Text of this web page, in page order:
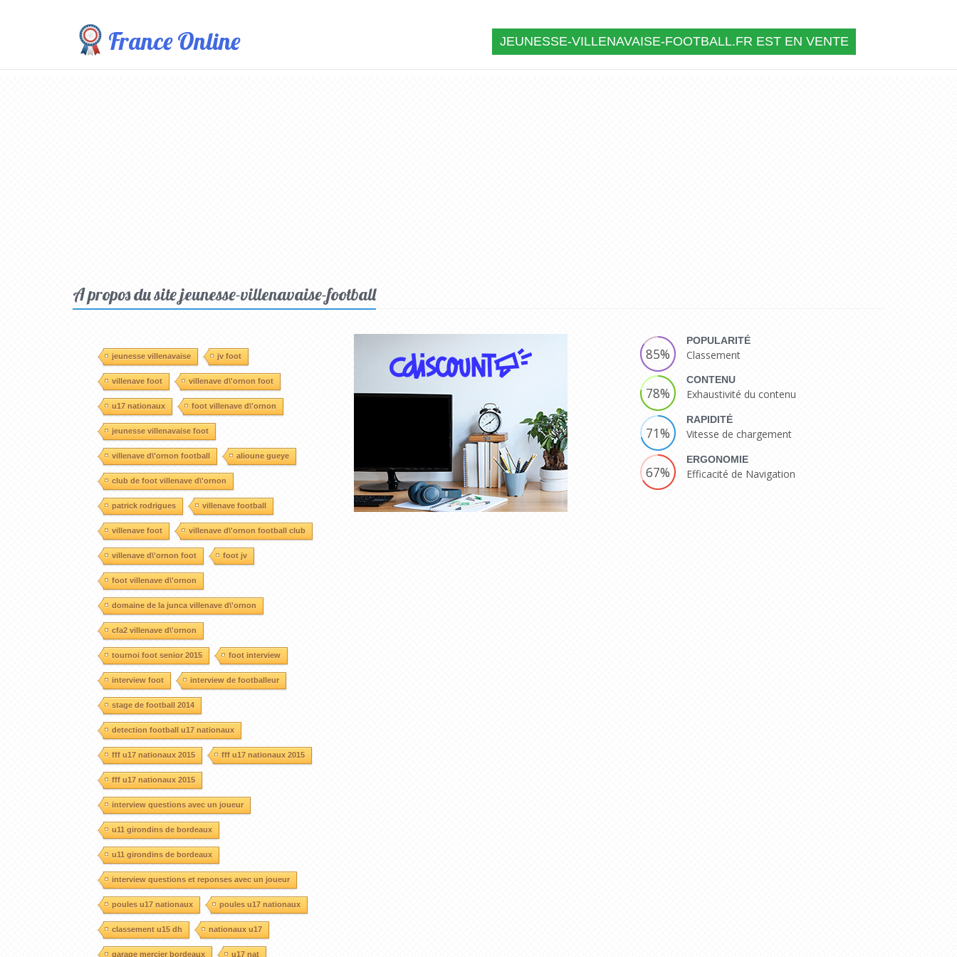
France Online JEUNESSE-VILLENAVAISE-FOOTBALL.FR EST EN VENTE
A propos du site jeunesse-villenavaise-football
jeunesse villenavaise jv foot
villenave foot villenave d\'ornon foot
u17 nationaux foot villenave d\'ornon
jeunesse villenavaise foot
villenave d\'ornon football alioune gueye
club de foot villenave d\'ornon
patrick rodrigues villenave football
villenave foot villenave d\'ornon football club
villenave d\'ornon foot foot jv
foot villenave d\'ornon
domaine de la junca villenave d\'ornon
cfa2 villenave d\'ornon
tournoi foot senior 2015 foot interview
interview foot interview de footballeur
stage de football 2014
detection football u17 nationaux
fff u17 nationaux 2015 fff u17 nationaux 2015
fff u17 nationaux 2015
interview questions avec un joueur
u11 girondins de bordeaux
u11 girondins de bordeaux
interview questions et reponses avec un joueur
poules u17 nationaux poules u17 nationaux
classement u15 dh nationaux u17
garage mercier bordeaux u17 nat
85%
POPULARITÉ
Classement
78%
CONTENU
Exhaustivité du contenu
71%
RAPIDITÉ
Vitesse de chargement
67%
ERGONOMIE
Efficacité de Navigation